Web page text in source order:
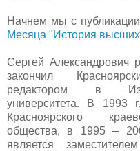
Начнем мы с
Месяца "История
Сергей Александрович
закончил
редактором в
университета. В 1993
Красноярского
общества, в 1995 –
является